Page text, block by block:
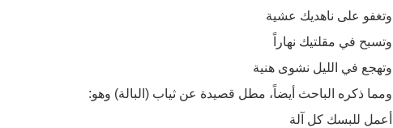
وتغفو على ناهديك عشية
وتسبح في مقلتيك نهاراً
وتهجع في الليل نشوى هنية
ومما ذكره الباحث أيضاً، مطل قصيدة عن ثياب (البالة) وهو:
أعمل للبسك كل آلة